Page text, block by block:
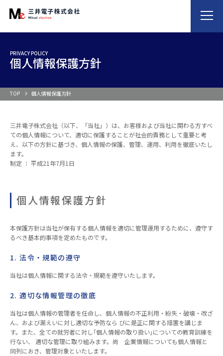
PRIVACY POLICY
個人情報保護方針
TOP 個人情報保護方針
三井電子株式会社（以下、「当社」）は、お客様および当社に関わる方すべ
ての個人情報について、適切に保護することが社会的責務として重要と考
え、以下の方針に基づき、個人情報の保護、管理、運用、利用を徹底いたし
ます。
制定 ： 平成21年7月1日
個人情報保護方針
本保護方針は当社が保有する個人情報を適切に管理運用するために、遵守す
るべき基本的事項を定めたものです。
1. 法令・規範の遵守
当社は個人情報に関する法令・規範を遵守いたします。
2. 適切な情報管理の徹底
当社は個人情報の管理者を任命し、個人情報の不正利用・紛失・破壊・改ざ
ん、および漏えいに対し適切な予防なら びに是正に関する措置を講じま
す。また、全ての就労者に対し｢個人情報の取り扱い｣についての教育訓練を
行ない、 適切な管理に取り組みます。尚 企業情報についても個人情報と
同列におき、管理対象といたします。